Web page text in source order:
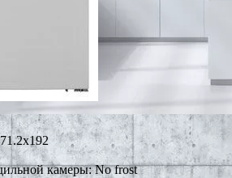
камеры: No frost